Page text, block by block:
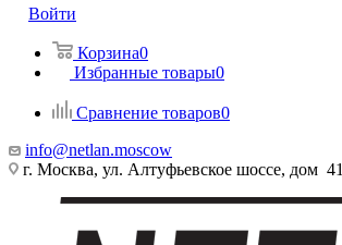
Войти
Корзина0
Избранные товары0
Сравнение товаров0
info@netlan.moscow
г. Москва, ул. Алтуфьевское шоссе, дом 41